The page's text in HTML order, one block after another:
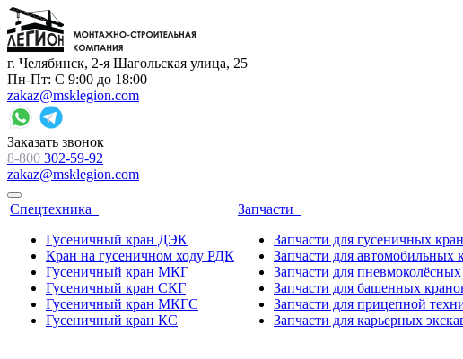
г. Челябинск, 2-я Шагольская улица, 25
Пн-Пт: С 9:00 до 18:00
zakaz@msklegion.com
Заказать звонок
8-800 302-59-92
zakaz@msklegion.com
Спецтехника
Гусеничный кран ДЭК
Кран на гусеничном ходу РДК
Гусеничный кран МКГ
Гусеничный кран СКГ
Гусеничный кран МКГС
Гусеничный кран КС
Запчасти
Запчасти для гусеничных
Запчасти для автомобильных
Запчасти для
Запчасти для башенных
Запчасти для прицепной
Запчасти для карьерных